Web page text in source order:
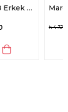
Marcomen 19585 Erkek Hakiki Deri Casual Ayakkabı Taba